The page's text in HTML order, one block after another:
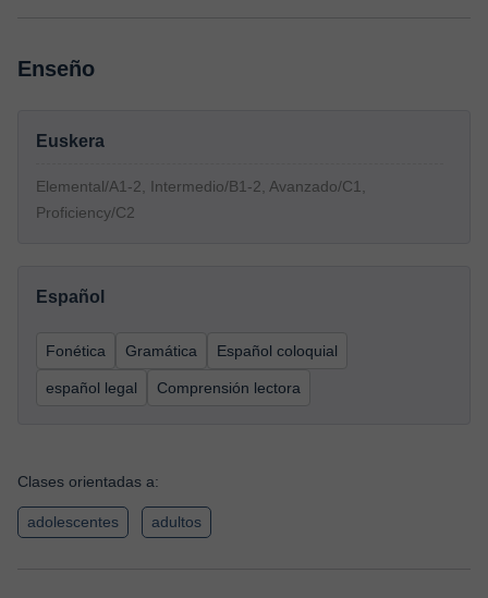
Enseño
Euskera
Elemental/A1-2, Intermedio/B1-2, Avanzado/C1,
Proficiency/C2
Español
Fonética Gramática Español coloquial
español legal Comprensión lectora
Clases orientadas a:
adolescentes adultos